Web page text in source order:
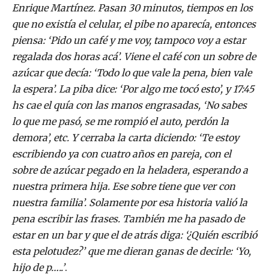
Enrique Martínez. Pasan 30 minutos, tiempos en los
que no existía el celular, el pibe no aparecía, entonces
piensa: ‘Pido un café y me voy, tampoco voy a estar
regalada dos horas acá’. Viene el café con un sobre de
azúcar que decía: ‘Todo lo que vale la pena, bien vale
la espera’. La piba dice: ‘Por algo me tocó esto’, y 17:45
hs cae el quía con las manos engrasadas, ‘No sabes
lo que me pasó, se me rompió el auto, perdón la
demora’, etc. Y cerraba la carta diciendo: ‘Te estoy
escribiendo ya con cuatro años en pareja, con el
sobre de azúcar pegado en la heladera, esperando a
nuestra primera hija. Ese sobre tiene que ver con
nuestra familia’. Solamente por esa historia valió la
pena escribir las frases. También me ha pasado de
estar en un bar y que el de atrás diga: ‘¿Quién escribió
esta pelotudez?’ que me dieran ganas de decirle: ‘Yo,
hijo de p…..’.